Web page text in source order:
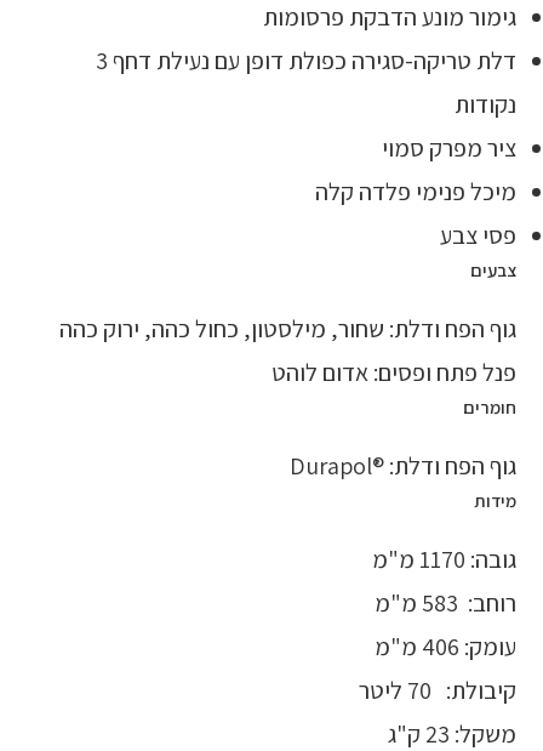
גימור מונע הדבקת פרסומות
דלת טריקה-סגירה כפולת דופן עם נעילת דחף 3
נקודות
ציר מפרק סמוי
מיכל פנימי פלדה קלה
פסי צבע
צבעים
גוף הפח ודלת: שחור, מילסטון, כחול כהה, ירוק כהה
פנל פתח ופסים: אדום לוהט
חומרים
גוף הפח ודלת: ®Durapol
מידות
גובה: 1170 מ"מ
רוחב: 583 מ"מ
עומק: 406 מ"מ
קיבולת: 70 ליטר
משקל: 23 ק"ג